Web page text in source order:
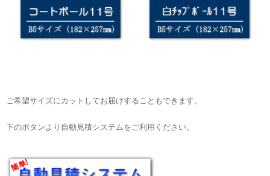
ご希望サイズにカットしてお届けすることもできます。
下のボタンより自動見積システムをご利用ください。